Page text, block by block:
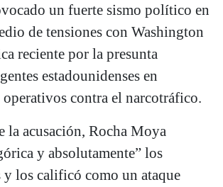
un fuerte sismo político en
de tensiones con Washington
reciente por la presunta
estadounidenses en
contra el narcotráfico.
la acusación, Rocha Moya
y absolutamente” los
y los calificó como un ataque